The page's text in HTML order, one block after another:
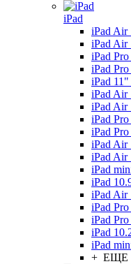
iPad
iPad Air
iPad Air
iPad
iPad
iPad
iPad Air
iPad Air
iPad
iPad
iPad Air
iPad Air
iPad
iPad
iPad Air
iPad
iPad
iPad
iPad
+ ЕЩЕ